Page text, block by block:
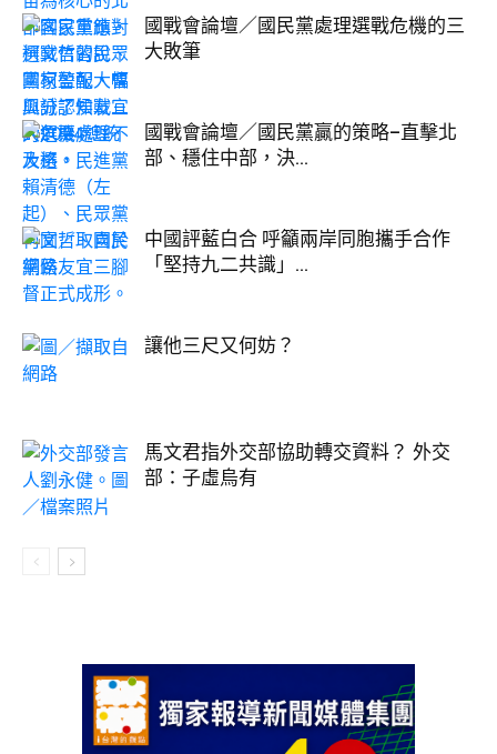
國戰會論壇／國民黨處理選戰危機的三
大敗筆
國戰會論壇／國民黨贏的策略–直擊北
部、穩住中部，決...
中國評藍白合 呼籲兩岸同胞攜手合作
「堅持九二共識」...
讓他三尺又何妨？
馬文君指外交部協助轉交資料？ 外交
部：子虛烏有